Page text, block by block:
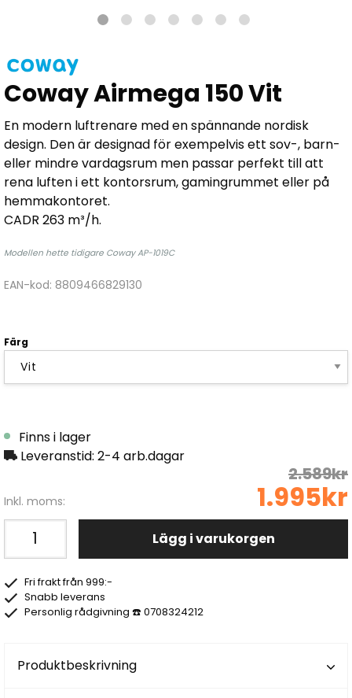
Coway Airmega 150 Vit
En modern luftrenare med en spännande nordisk
design. Den är designad för exempelvis ett sov-, barn-
eller mindre vardagsrum men passar perfekt till att
rena luften i ett kontorsrum, gamingrummet eller på
hemmakontoret.
CADR 263 m³/h.
Modellen hette tidigare Coway AP-1019C
EAN-kod: 8809466829130
Färg
Finns i lager
Leveranstid: 2-4 arb.dagar
Inkl. moms:
2.589kr
1.995kr
Lägg i varukorgen
Fri frakt från 999:-
Snabb leverans
Personlig rådgivning ☎️ 0708324212
Produktbeskrivning